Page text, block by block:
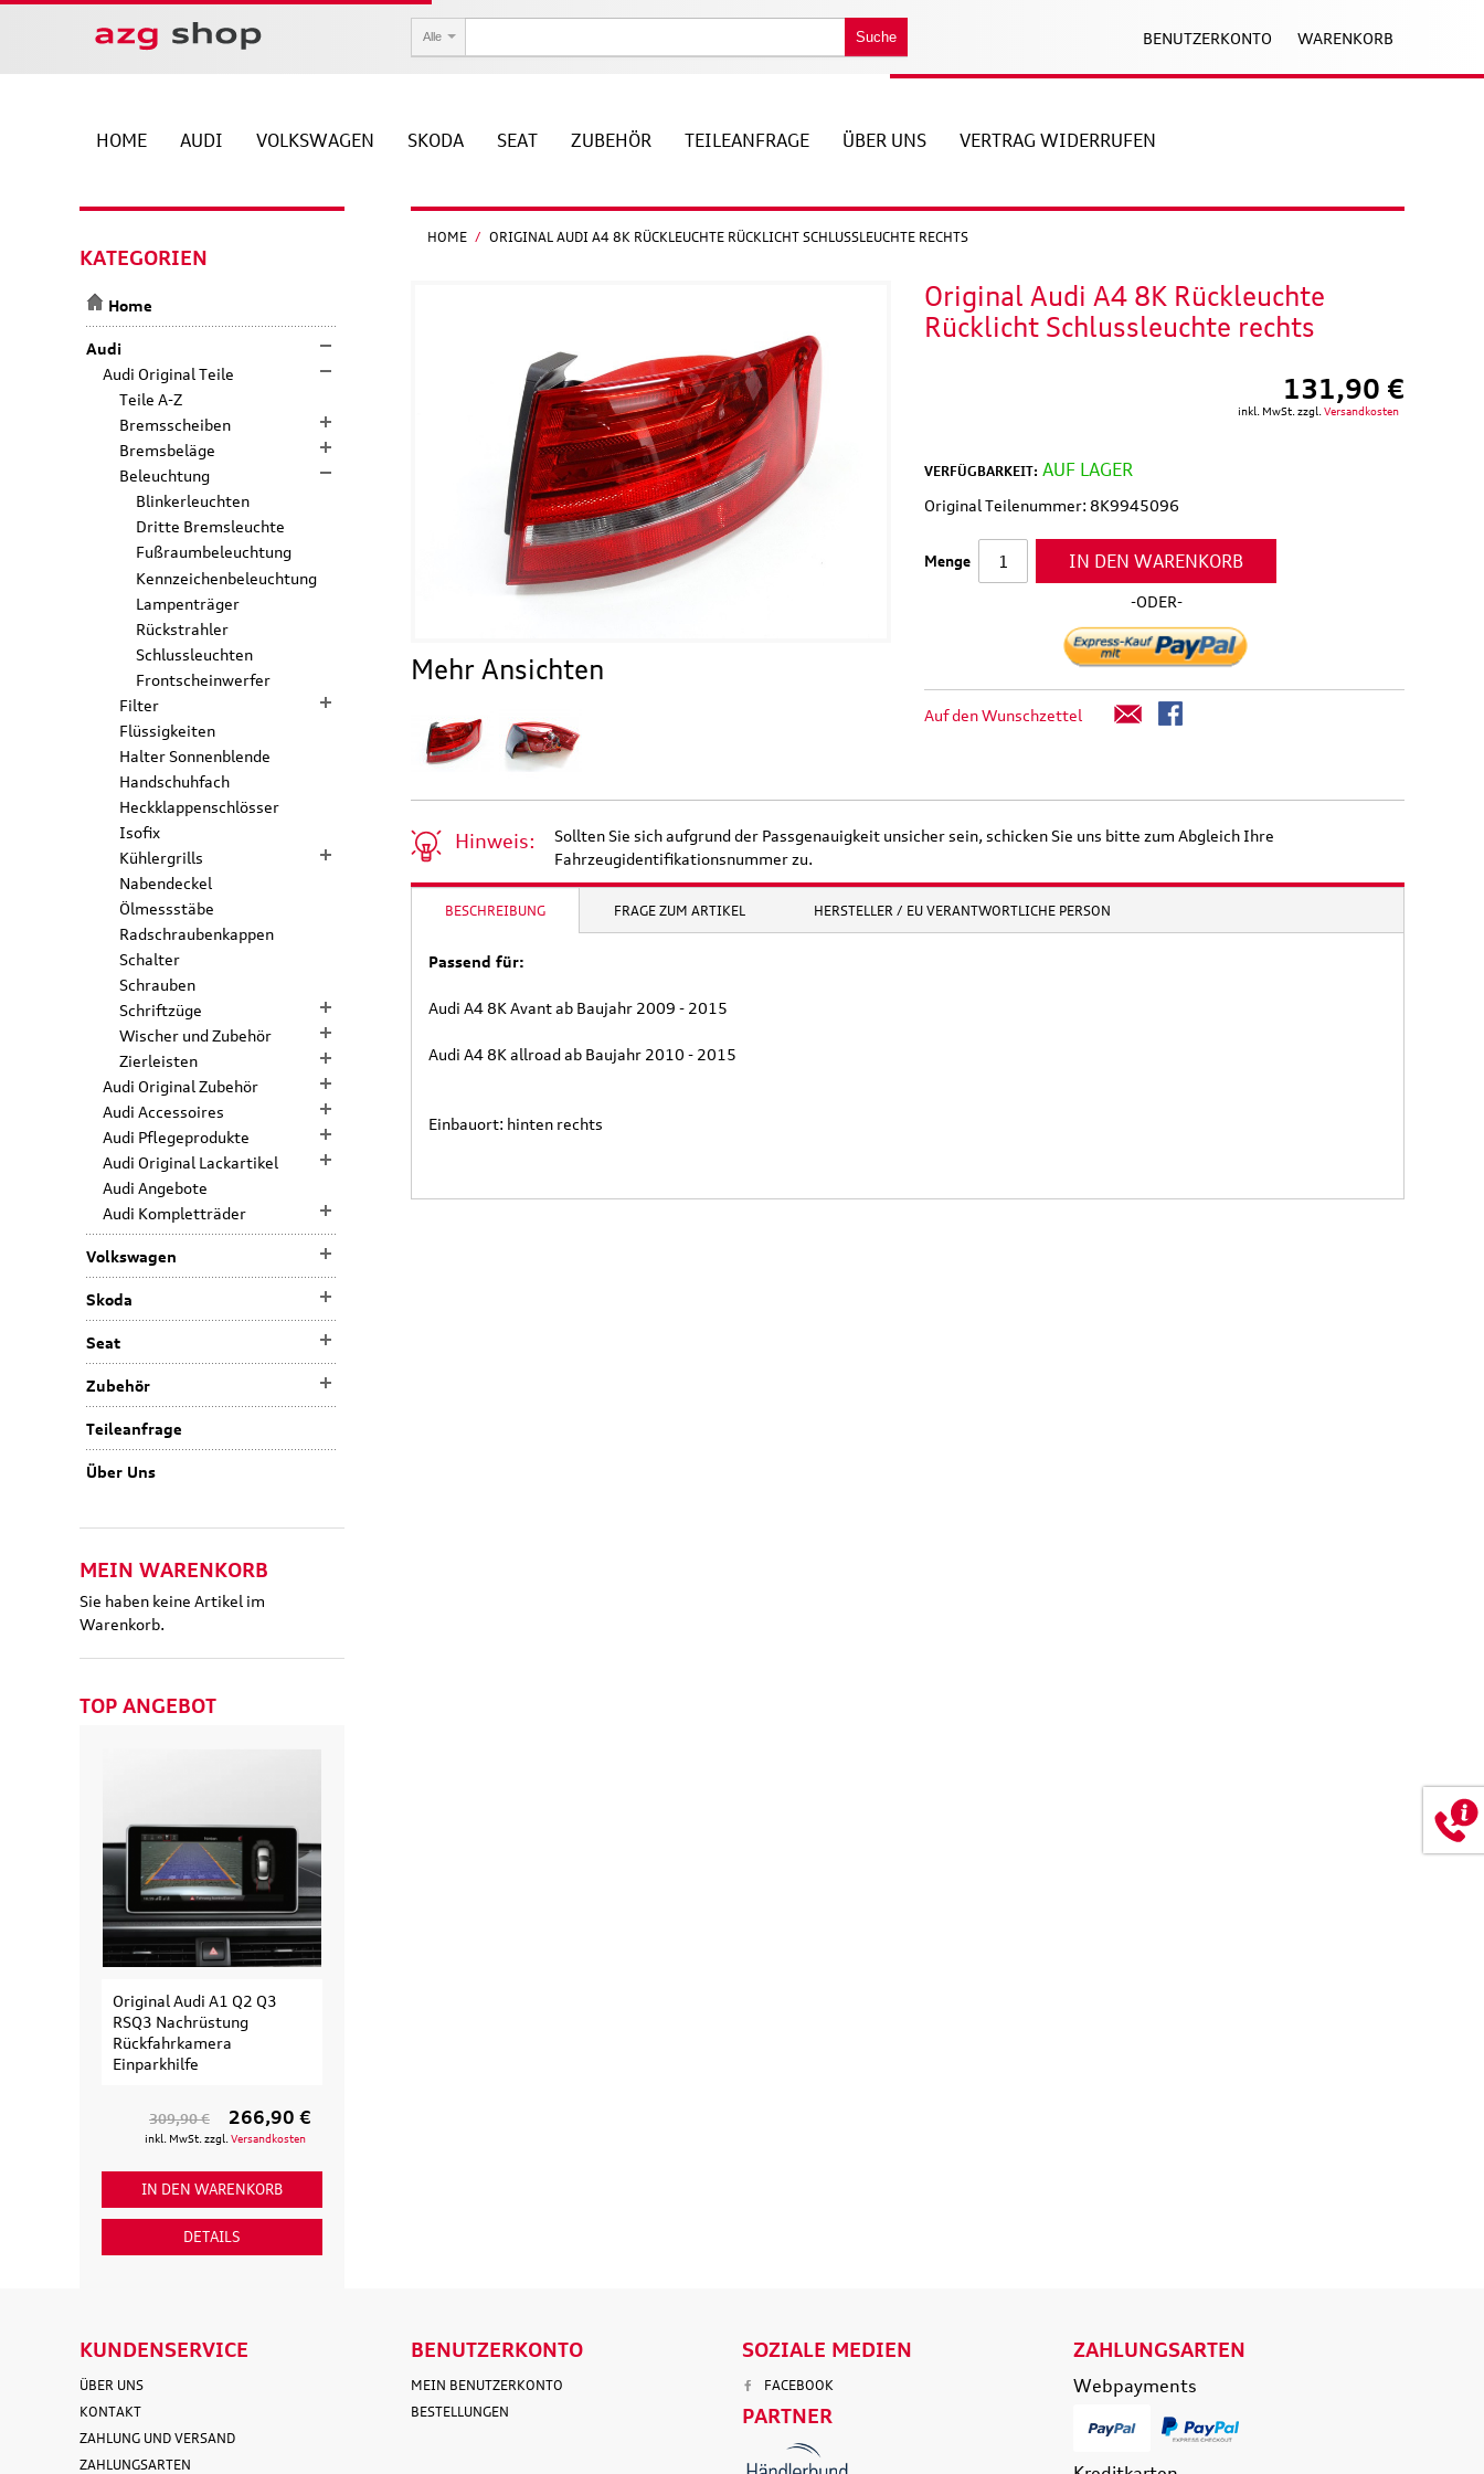
BENUTZERKONTO WARENKORB
Alle Suche
HOME AUDI VOLKSWAGEN SKODA SEAT ZUBEHÖR TEILEANFRAGE ÜBER UNS VERTRAG WIDERRUFEN
HOME / ORIGINAL AUDI A4 8K RÜCKLEUCHTE RÜCKLICHT SCHLUSSLEUCHTE RECHTS
Mehr Ansichten
Original Audi A4 8K Rückleuchte
Rücklicht Schlussleuchte rechts
131,90 €
inkl. MwSt. zzgl. Versandkosten
VERFÜGBARKEIT: AUF LAGER
Original Teilenummer: 8K9945096
Menge IN DEN WARENKORB
-ODER-
Auf den Wunschzettel
Hinweis:
Sollten Sie sich aufgrund der Passgenauigkeit unsicher sein, schicken Sie uns bitte zum Abgleich Ihre
Fahrzeugidentifikationsnummer zu.
BESCHREIBUNG FRAGE ZUM ARTIKEL HERSTELLER / EU VERANTWORTLICHE PERSON
Passend für:
Audi A4 8K Avant ab Baujahr 2009 - 2015
Audi A4 8K allroad ab Baujahr 2010 - 2015
Einbauort: hinten rechts
KATEGORIEN
Home
Audi
Audi Original Teile
Teile A-Z
Bremsscheiben
Bremsbeläge
Beleuchtung
Blinkerleuchten
Dritte Bremsleuchte
Fußraumbeleuchtung
Kennzeichenbeleuchtung
Lampenträger
Rückstrahler
Schlussleuchten
Frontscheinwerfer
Filter
Flüssigkeiten
Halter Sonnenblende
Handschuhfach
Heckklappenschlösser
Isofix
Kühlergrills
Nabendeckel
Ölmessstäbe
Radschraubenkappen
Schalter
Schrauben
Schriftzüge
Wischer und Zubehör
Zierleisten
Audi Original Zubehör
Audi Accessoires
Audi Pflegeprodukte
Audi Original Lackartikel
Audi Angebote
Audi Kompletträder
Volkswagen
Skoda
Seat
Zubehör
Teileanfrage
Über Uns
MEIN WARENKORB
Sie haben keine Artikel im
Warenkorb.
TOP ANGEBOT
Original Audi A1 Q2 Q3
RSQ3 Nachrüstung
Rückfahrkamera
Einparkhilfe
309,90 € 266,90 €
inkl. MwSt. zzgl. Versandkosten
IN DEN WARENKORB
DETAILS
KUNDENSERVICE
ÜBER UNS
KONTAKT
ZAHLUNG UND VERSAND
ZAHLUNGSARTEN
BENUTZERKONTO
MEIN BENUTZERKONTO
BESTELLUNGEN
SOZIALE MEDIEN
FACEBOOK
PARTNER
ZAHLUNGSARTEN
Webpayments